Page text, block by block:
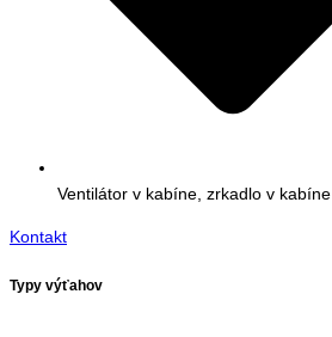
Ventilátor v kabíne, zrkadlo v kabíne
Kontakt
Typy výťahov